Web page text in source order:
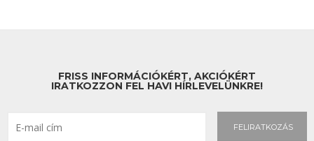
FRISS INFORMÁCIÓKÉRT, AKCIÓKÉRT
IRATKOZZON FEL HAVI HÍRLEVELÜNKRE!
FELIRATKOZÁS